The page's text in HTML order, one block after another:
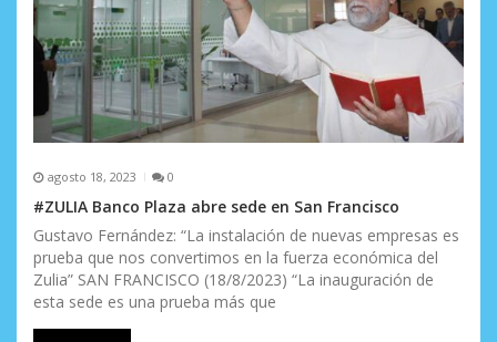
r
a
a
s agosto 18, 2023 0
#ZULIA Banco Plaza abre sede en San Francisco
Gustavo Fernández: “La instalación de nuevas empresas es
prueba que nos convertimos en la fuerza económica del
Zulia” SAN FRANCISCO (18/8/2023) “La inauguración de
esta sede es una prueba más que